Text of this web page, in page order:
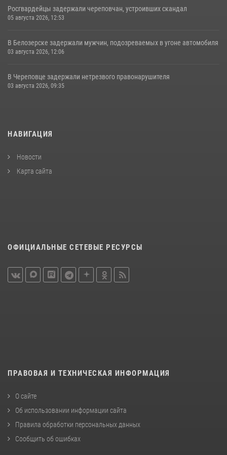
Росгвардейцы задержали череповчан, устроивших скандал
05 августа 2026, 12:53
В Белозерске задержали мужчин, подозреваемых в угоне автомобиля
03 августа 2026, 12:06
В Череповце задержали нетрезвого правонарушителя
03 августа 2026, 09:35
НАВИГАЦИЯ
Новости
Карта сайта
ОФИЦИАЛЬНЫЕ СЕТЕВЫЕ РЕСУРСЫ
ПРАВОВАЯ И ТЕХНИЧЕСКАЯ ИНФОРМАЦИЯ
О сайте
Об использовании информации сайта
Правила обработки персональных данных
Сообщить об ошибках